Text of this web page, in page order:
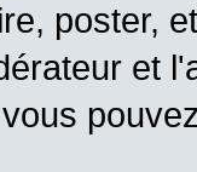
poster,
et